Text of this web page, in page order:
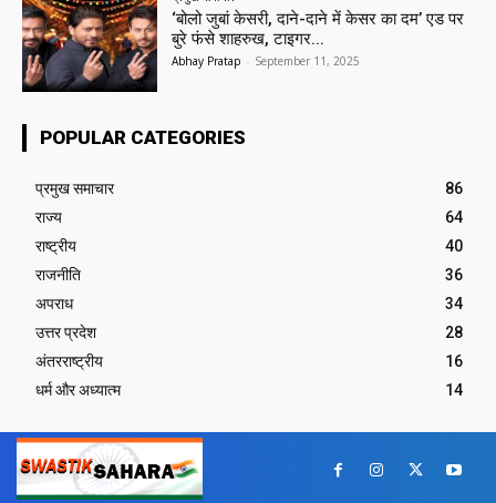
‘बोलो जुबां केसरी, दाने-दाने में केसर का दम’ एड पर
बुरे फंसे शाहरुख, टाइगर...
Abhay Pratap - September 11, 2025
POPULAR CATEGORIES
प्रमुख समाचार‎
86
राज्य
64
राष्ट्रीय
40
राजनीति
36
अपराध
34
उत्तर प्रदेश
28
अंतरराष्ट्रीय
16
धर्म और अध्यात्म
14